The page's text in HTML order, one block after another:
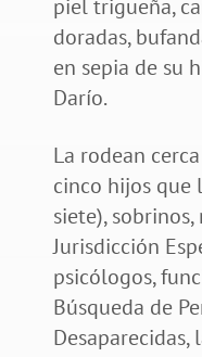
piel trigueña,
doradas,
en sepia de su
Darío.
La rodean
cinco hijos que
siete),
Jurisdicción
psicólogos,
Búsqueda de